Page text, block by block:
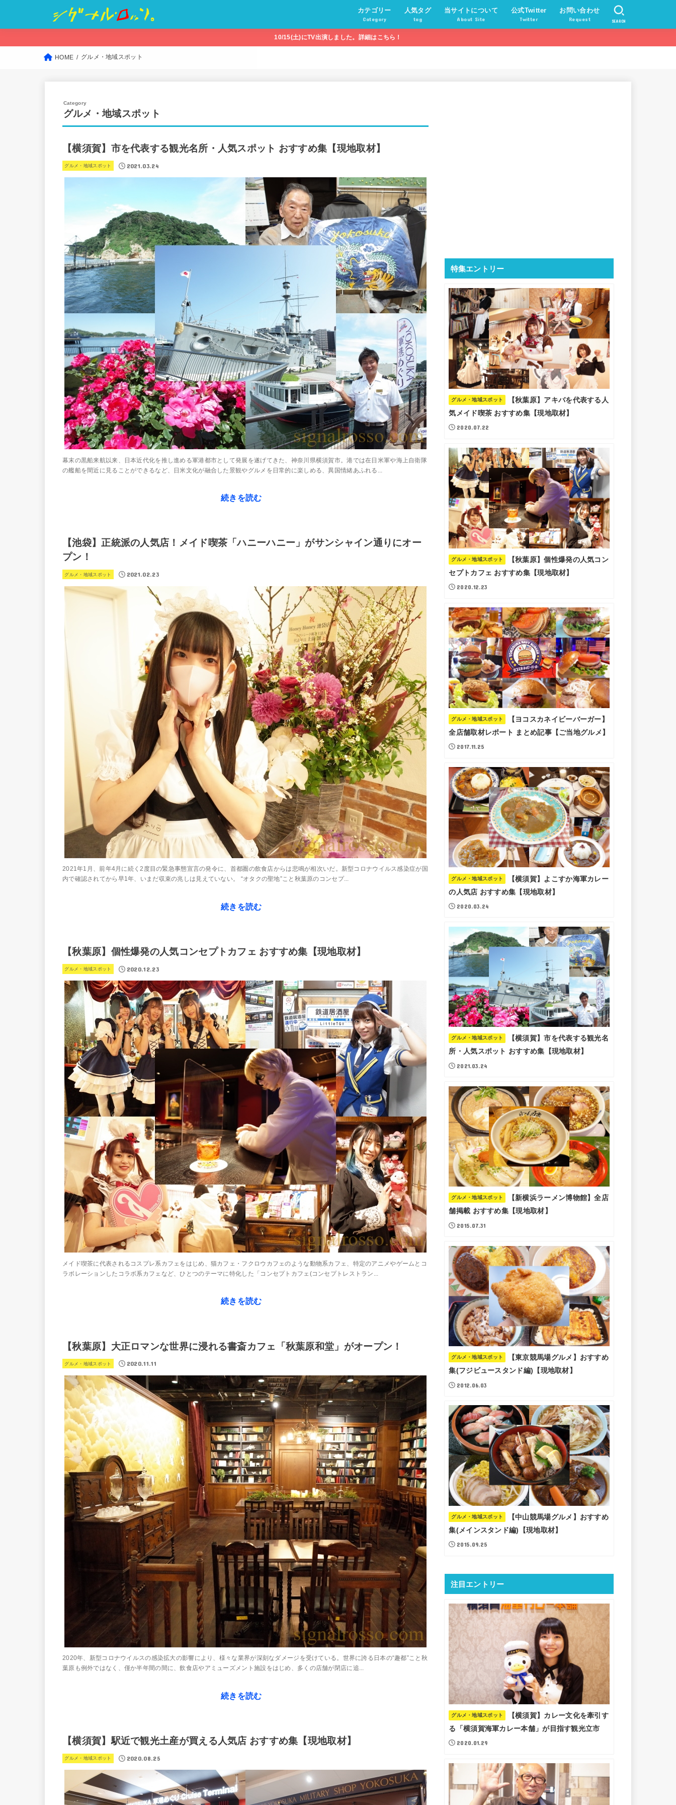
カテゴリー
Category
グルメ・地域スポット
特別企画・イベント
商品・サービス レビュー
人気タグ
tag
当サイトについて
About Site
公式Twitter
Twitter
お問い合わせ
Request SEARCH
10/15(土)にTV出演しました。詳細はこちら！
HOME グルメ・地域スポット
グルメ・地域スポット
【横須賀】市を代表する観光名所・人気スポット おすすめ集【現地取材】
グルメ・地域スポット 2021.03.24
幕末の黒船来航以来、日本近代化を推し進める軍港都市として発展を遂げてきた、神奈川県横須賀市。港では在日米軍や海上自衛隊
の艦船を間近に見ることができるなど、日米文化が融合した景観やグルメを日常的に楽しめる、異国情緒あふれる...
続きを読む
【池袋】正統派の人気店！メイド喫茶「ハニーハニー」がサンシャイン通りにオー
プン！
グルメ・地域スポット 2021.02.23
2021年1月、前年4月に続く2度目の緊急事態宣言の発令に、首都圏の飲食店からは悲鳴が相次いだ。新型コロナウイルス感染症が国
内で確認されてから早1年、いまだ収束の兆しは見えていない。 “オタクの聖地”こと秋葉原のコンセプ...
続きを読む
【秋葉原】個性爆発の人気コンセプトカフェ おすすめ集【現地取材】
グルメ・地域スポット 2020.12.23
メイド喫茶に代表されるコスプレ系カフェをはじめ、猫カフェ・フクロウカフェのような動物系カフェ、特定のアニメやゲームとコ
ラボレーションしたコラボ系カフェなど、ひとつのテーマに特化した「コンセプトカフェ(コンセプトレストラン...
続きを読む
【秋葉原】大正ロマンな世界に浸れる書斎カフェ「秋葉原和堂」がオープン！
グルメ・地域スポット 2020.11.11
2020年、新型コロナウイルスの感染拡大の影響により、様々な業界が深刻なダメージを受けている。世界に誇る日本の“趣都”こと秋
葉原も例外ではなく、僅か半年間の間に、飲食店やアミューズメント施設をはじめ、多くの店舗が閉店に追...
続きを読む
【横須賀】駅近で観光土産が買える人気店 おすすめ集【現地取材】
グルメ・地域スポット 2020.08.25
特集エントリー
グルメ・地域スポット
【秋葉原】アキバを代表する人
気メイド喫茶 おすすめ集【現地取材】
2020.07.22
グルメ・地域スポット
【秋葉原】個性爆発の人気コン
セプトカフェ おすすめ集【現地取材】
2020.12.23
グルメ・地域スポット
【ヨコスカネイビーバーガー】
全店舗取材レポート まとめ記事【ご当地グルメ】
2017.11.25
グルメ・地域スポット
【横須賀】よこすか海軍カレー
の人気店 おすすめ集【現地取材】
2020.03.24
グルメ・地域スポット
【横須賀】市を代表する観光名
所・人気スポット おすすめ集【現地取材】
2021.03.24
グルメ・地域スポット
【新横浜ラーメン博物館】全店
舗掲載 おすすめ集【現地取材】
2015.07.31
グルメ・地域スポット
【東京競馬場グルメ】おすすめ
集(フジビュースタンド編)【現地取材】
2012.06.03
グルメ・地域スポット
【中山競馬場グルメ】おすすめ
集(メインスタンド編)【現地取材】
2015.09.25
注目エントリー
グルメ・地域スポット
【横須賀】カレー文化を牽引す
る「横須賀海軍カレー本舗」が目指す観光立市
2020.01.29